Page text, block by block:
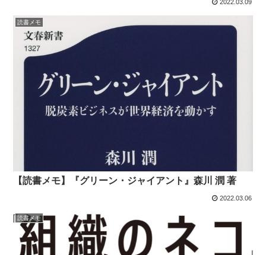
2022.03.09
読書メモ
【読書メモ】『グリーン・ジャイアント』森川 潤 著
2022.03.06
読書メモ